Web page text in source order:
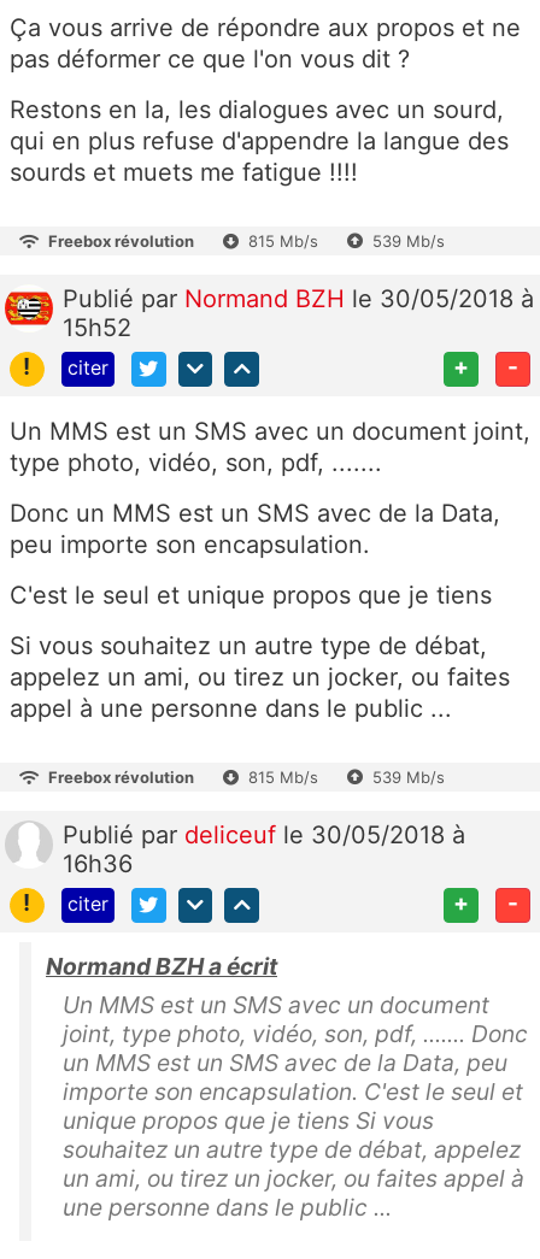
Ça vous arrive de répondre aux propos et ne
pas déformer ce que l'on vous dit ?
Restons en la, les dialogues avec un sourd,
qui en plus refuse d'appendre la langue des
sourds et muets me fatigue !!!!
Freebox révolution 815 Mb/s 539 Mb/s
Publié par Normand BZH le 30/05/2018 à
15h52
!
citer + -
Un MMS est un SMS avec un document joint,
type photo, vidéo, son, pdf, .......
Donc un MMS est un SMS avec de la Data,
peu importe son encapsulation.
C'est le seul et unique propos que je tiens
Si vous souhaitez un autre type de débat,
appelez un ami, ou tirez un jocker, ou faites
appel à une personne dans le public ...
Freebox révolution 815 Mb/s 539 Mb/s
Publié par deliceuf le 30/05/2018 à
16h36
!
citer + -
Normand BZH a écrit
Un MMS est un SMS avec un document
joint, type photo, vidéo, son, pdf, ....... Donc
un MMS est un SMS avec de la Data, peu
importe son encapsulation. C'est le seul et
unique propos que je tiens Si vous
souhaitez un autre type de débat, appelez
un ami, ou tirez un jocker, ou faites appel à
une personne dans le public ...